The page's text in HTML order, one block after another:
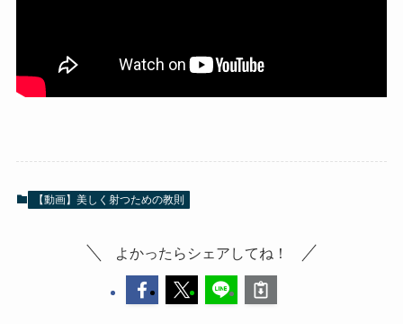
【動画】美しく射つための教則
よかったらシェアしてね！